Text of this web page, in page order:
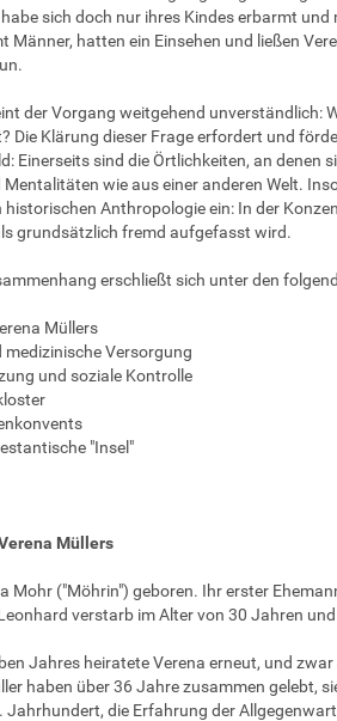
sich doch nur ihres Kindes erbarmt
Männer, hatten ein Einsehen und ließen
der Vorgang weitgehend unverständlich:
Die Klärung dieser Frage erfordert und
Einerseits sind die Örtlichkeiten, an denen
wie aus einer anderen Welt.
historischen Anthropologie ein: In der
grundsätzlich fremd aufgefasst wird.
erschließt sich unter den
Müllers
Versorgung
und soziale Kontrolle
"Insel"
Müllers
Mohr ("Möhrin") geboren. Ihr erster
verstarb im Alter von 30 Jahren
Jahres heiratete Verena erneut, und
haben über 36 Jahre zusammen gelebt,
Jahrhundert, die Erfahrung der